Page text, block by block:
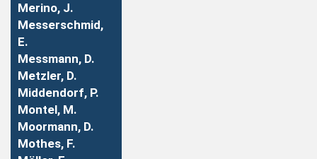
Merino, J.
Messerschmid,
E.
Messmann, D.
Metzler, D.
Middendorf, P.
Montel, M.
Moormann, D.
Mothes, F.